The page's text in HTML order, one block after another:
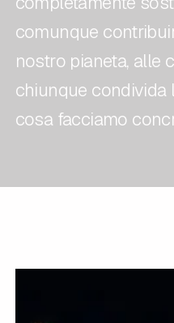
comunque
nostro pianeta, alle
chiunque condivida
cosa facciamo